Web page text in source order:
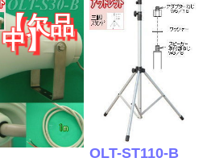
【欠品
中】
OLT-ST110-B